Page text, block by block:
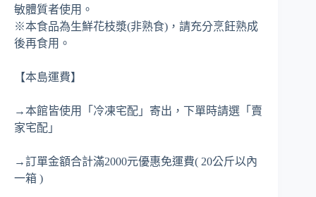
敏體質者使用。
※本食品為生鮮花枝漿(非熟食)，請充分烹飪熟成
後再食用。
【本島運費】
→本館皆使用「冷凍宅配」寄出，下單時請選「賣
家宅配」
→訂單金額合計滿2000元優惠免運費( 20公斤以內
一箱 )